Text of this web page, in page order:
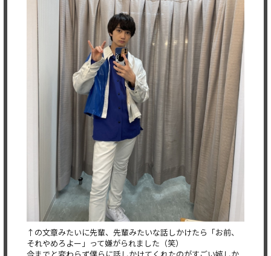
↑の文章みたいに先輩、先輩みたいな話しかけたら「お前、
それやめろよー」って嫌がられました（笑）